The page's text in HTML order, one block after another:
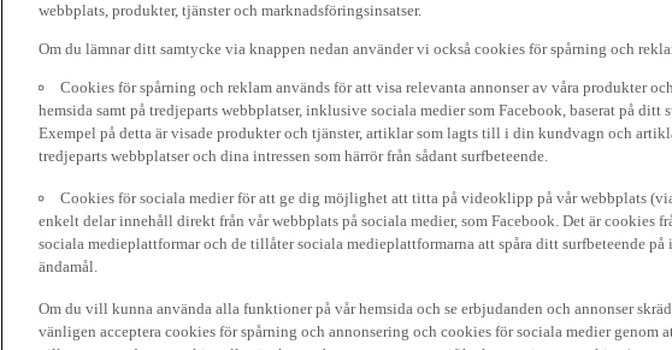
webbplats, produkter, tjänster och marknadsföringsinsatser.
Om du lämnar ditt samtycke via knappen nedan använder vi också cookies för spårning och
Cookies för spårning och reklam används för att visa relevanta annonser av våra produkter
hemsida samt på tredjeparts webbplatser, inklusive sociala medier som Facebook, baserat på ditt
Exempel på detta är visade produkter och tjänster, artiklar som lagts till i din kundvagn och
tredjeparts webbplatser och dina intressen som härrör från sådant surfbeteende.
Cookies för sociala medier för att ge dig möjlighet att titta på videoklipp på vår webbplats
enkelt delar innehåll direkt från vår webbplats på sociala medier, som Facebook. Det är cookies
sociala medieplattformar och de tillåter sociala medieplattformarna att spåra ditt surfbeteende på
ändamål.
Om du vill kunna använda alla funktioner på vår hemsida och se erbjudanden och annonser
vänligen acceptera cookies för spårning och annonsering och cookies för sociala medier genom